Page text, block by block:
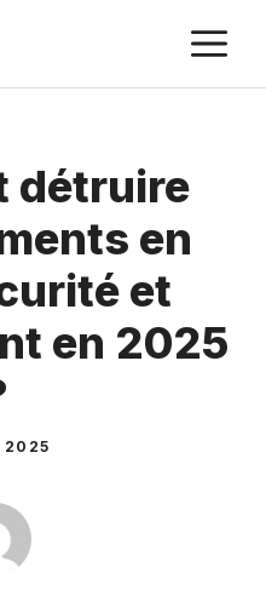
détruire
en
et
en 2025
2025